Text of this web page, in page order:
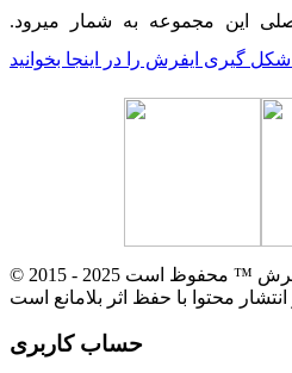
این مجموعه به شمار میرود.
گیری ایفرش را در اینجا بخوانید
© 2015 - 2025 تمام حقوق برای فروشگاه ایفرش ™ محفوظ است
حساب کاربری